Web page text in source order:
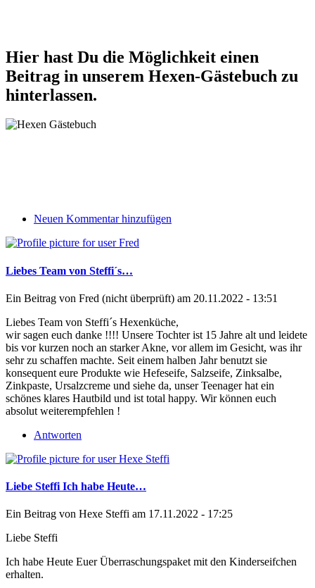
Hier hast Du die Möglichkeit einen
Beitrag in unserem Hexen-Gästebuch zu
hinterlassen.
Neuen Kommentar hinzufügen
Liebes Team von Steffi´s…
Ein Beitrag von Fred (nicht überprüft) am 20.11.2022 - 13:51
Liebes Team von Steffi´s Hexenküche,
wir sagen euch danke !!!! Unsere Tochter ist 15 Jahre alt und leidete
bis vor kurzen noch an starker Akne, vor allem im Gesicht, was ihr
sehr zu schaffen machte. Seit einem halben Jahr benutzt sie
konsequent eure Produkte wie Hefeseife, Salzseife, Zinksalbe,
Zinkpaste, Ursalzcreme und siehe da, unser Teenager hat ein
schönes klares Hautbild und ist total happy. Wir können euch
absolut weiterempfehlen !
Antworten
Liebe Steffi Ich habe Heute…
Ein Beitrag von Hexe Steffi am 17.11.2022 - 17:25
Liebe Steffi
Ich habe Heute Euer Überraschungspaket mit den Kinderseifchen
erhalten.